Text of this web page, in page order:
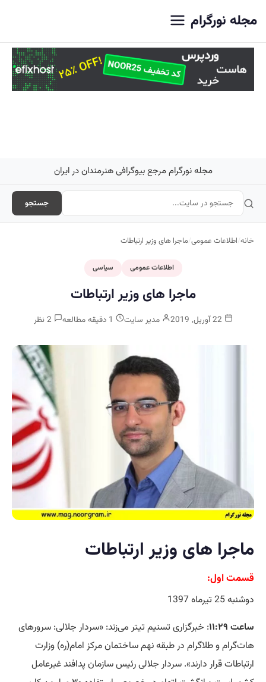
مجله نورگرام
مجله نورگرام مرجع بیوگرافی هنرمندان در ایران
جستجو
خانه/اطلاعات عمومی/ماجرا های وزیر ارتباطات
اطلاعات عمومی سیاسی
ماجرا های وزیر ارتباطات
مدیر سایت
ماجرا های وزیر ارتباطات
قسمت اول:
دوشنبه 25 تیرماه 1397
ساعت ۱۱:۲۹
: خبرگزاری تسنیم تیتر می‌زند:‌ «سردار جلالی: سرورهای
هات‌گرام و طلاگرام در طبقه نهم ساختمان مرکز امام(ره) وزارت
ارتباطات قرار دارند». سردار جلالی رئیس سازمان پدافند غیرعامل